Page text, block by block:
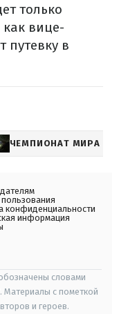
только
как вице-
путевку в
ЧЕМПИОНАТ МИРА
конфиденциальности
информация
словами
Материалы с пометкой
и героев.